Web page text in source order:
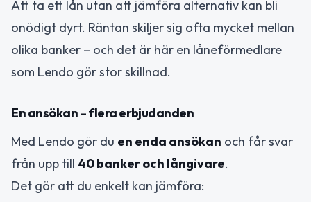
Att ta ett lån utan att jämföra alternativ kan bli
onödigt dyrt. Räntan skiljer sig ofta mycket mellan
olika banker – och det är här en låneförmedlare
som Lendo gör stor skillnad.
En ansökan – flera erbjudanden
Med Lendo gör du en enda ansökan och får svar
från upp till 40 banker och långivare.
Det gör att du enkelt kan jämföra: